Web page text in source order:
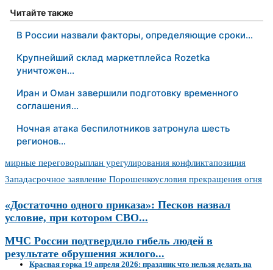
Читайте также
В России назвали факторы, определяющие сроки…
Крупнейший склад маркетплейса Rozetka
уничтожен…
Иран и Оман завершили подготовку временного
соглашения…
Ночная атака беспилотников затронула шесть
регионов…
мирные переговорыплан урегулирования конфликтапозиция
Западасрочное заявление Порошенкоусловия прекращения огня
«Достаточно одного приказа»: Песков назвал
условие, при котором СВО...
МЧС России подтвердило гибель людей в
результате обрушения жилого...
Красная горка 19 апреля 2026: праздник что нельзя делать на